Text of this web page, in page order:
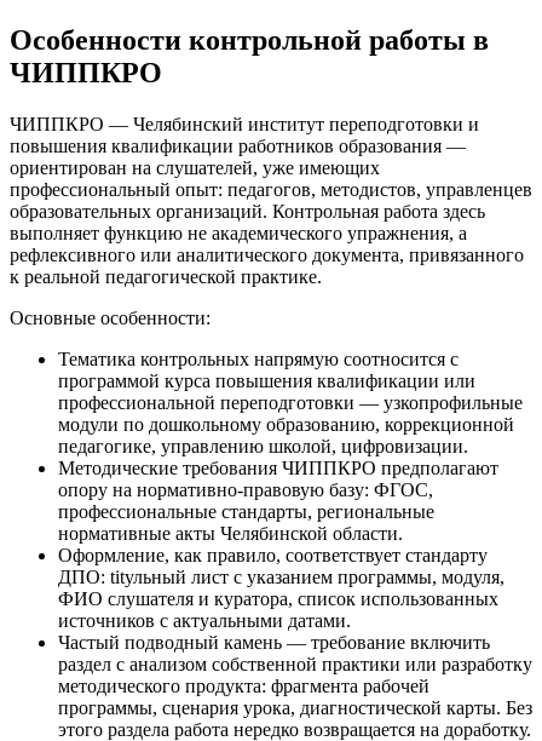
Особенности контрольной работы в
ЧИППКРО
ЧИППКРО — Челябинский институт переподготовки и
повышения квалификации работников образования —
ориентирован на слушателей, уже имеющих
профессиональный опыт: педагогов, методистов, управленцев
образовательных организаций. Контрольная работа здесь
выполняет функцию не академического упражнения, а
рефлексивного или аналитического документа, привязанного
к реальной педагогической практике.
Основные особенности:
Тематика контрольных напрямую соотносится с
программой курса повышения квалификации или
профессиональной переподготовки — узкопрофильные
модули по дошкольному образованию, коррекционной
педагогике, управлению школой, цифровизации.
Методические требования ЧИППКРО предполагают
опору на нормативно-правовую базу: ФГОС,
профессиональные стандарты, региональные
нормативные акты Челябинской области.
Оформление, как правило, соответствует стандарту
ДПО: titульный лист с указанием программы, модуля,
ФИО слушателя и куратора, список использованных
источников с актуальными датами.
Частый подводный камень — требование включить
раздел с анализом собственной практики или разработку
методического продукта: фрагмента рабочей
программы, сценария урока, диагностической карты. Без
этого раздела работа нередко возвращается на доработку.